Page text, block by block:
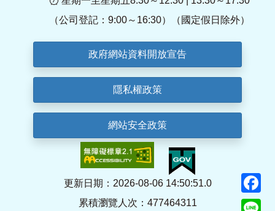
（公司登記：9:00～16:30）（國定假日除外）
政府網站資料開放宣告
隱私權政策
網站安全政策
更新日期：2026-08-06 14:50:51.0
累積瀏覽人次：477464311